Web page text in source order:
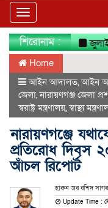
Toggle
navigation
শিরোনাম : জুলাই
Home
আইন আদালত,আইন
জেলা,নারায়ণগঞ্জ জেলা
স্বরাষ্ট্র মন্ত্রণালয়,স্বাস্থ্য
নারায়ণগঞ্জে
প্রতিরোধ দিবস
আঁচল রিপোর্ট
হারুন অর রশিদ সাগর,
Update Time :